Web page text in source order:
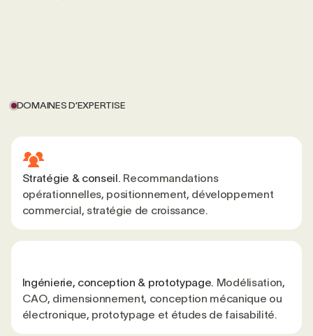
DOMAINES D’EXPERTISE
Stratégie & conseil. Recommandations
opérationnelles, positionnement, développement
commercial, stratégie de croissance.
Ingénierie, conception & prototypage. Modélisation,
CAO, dimensionnement, conception mécanique ou
électronique, prototypage et études de faisabilité.